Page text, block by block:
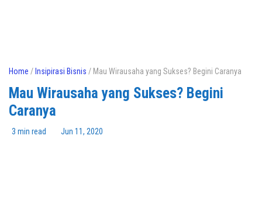
Home / Insipirasi Bisnis / Mau Wirausaha yang Sukses? Begini Caranya
Mau Wirausaha yang Sukses? Begini
Caranya
3 min read Jun 11, 2020